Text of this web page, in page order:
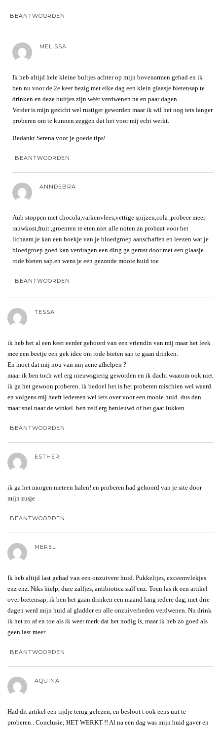
BEANTWOORDEN
MELISSA
Ik heb altijd hele kleine bultjes achter op mijn bovenarmen gehad en ik
ben nu voor de 2e keer bezig met elke dag een klein glaasje bietensap te
drinken en deze bultjes zijn wéér verdwenen na en paar dagen.
Verder is mijn gezicht wel rustiger geworden maar ik wil het nog iets langer
proberen om te kunnen zeggen dat het voor mij echt werkt.
Bedankt Serena voor je goede tips!
BEANTWOORDEN
ANNDEBRA
Aub stoppen met chocola,varkenvlees,vettige spijzen,cola ,probeer meer
rauwkost,fruit ,groenten te eten.niet alle noten zn probaat voor het
lichaam.je kan een boekje van je bloedgroep aanschaffen en leezen wat je
bloedgroep goed kan verdragen.een ding ga gerust door met een glaasje
rode bieten sap.en wens je een gezonde mooie huid toe
BEANTWOORDEN
TESSA
ik heb het al een keer eerder gehoord van een vriendin van mij maar het leek
mee een beetje een gek idee om rode bieten sap te gaan drinken.
En moet dat mij nou van mij acne afhelpen ?
maar ik ben toch wel erg nieuwsgierig geworden en ik dacht waarom ook niet
ik ga het gewoon proberen. ik bedoel het is het proberen mischien wel waard.
en volgens mij heeft iedereen wel iets over voor een mooie huid. dus dan
maar snel naar de winkel. ben zelf erg benieuwd of het gaat lukken.
BEANTWOORDEN
ESTHER
ik ga het morgen meteen halen! en proberen.had gehoord van je site door
mijn zusje
BEANTWOORDEN
MEREL
Ik heb altijd last gehad van een onzuivere huid. Pukkeltjes, exceemvlekjes
enz enz. Niks hielp, dure zalfjes, antibiotica zalf enz. Toen las ik een artikel
over bietensap, ik ben het gaan drinken een maand lang iedere dag, met drie
dagen werd mijn huid al gladder en alle onzuiverheden verdwenen. Nu drink
ik het zo af en toe als ik weer merk dat het nodig is, maar ik heb zo goed als
geen last meer.
BEANTWOORDEN
AQUINA
Had dit artikel een tijdje terug gelezen, en besloot t ook eens uut te
proberen.. Conclusie; HET WERKT !! Al na een dag was mijn huid gaver en